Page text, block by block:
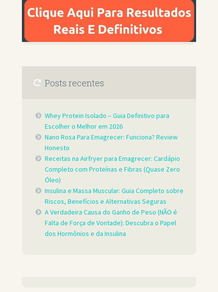
Posts recentes
Whey Protein Isolado – Guia Definitivo para
Escolher o Melhor em 2026
Nano Rosa Para Emagrecer: Funciona? Review
Honesto
Receitas na Airfryer para Emagrecer: Cardápio
Completo com Proteínas e Fibras (Quase Zero
Óleo)
Insulina e Massa Muscular: Guia Completo sobre
Riscos, Benefícios e Alternativas Seguras
A Verdadeira Causa do Ganho de Peso (NÃO é
Falta de Força de Vontade): Descubra o Papel
dos Hormônios e da Insulina